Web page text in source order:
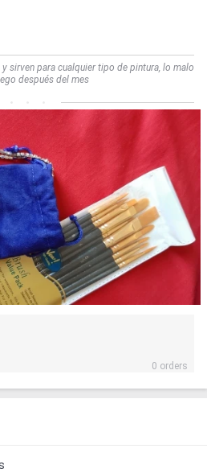
sirven para cualquier tipo de pintura, lo malo
después del mes
0 orders